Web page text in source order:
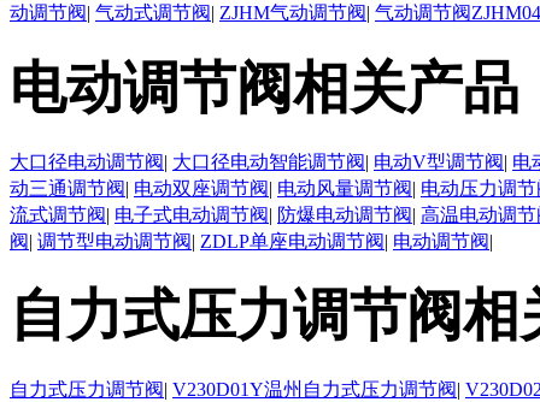
动调节阀| 气动式调节阀| ZJHM气动调节阀| 气动调节阀ZJHM04
电动调节阀相关产品
大口径电动调节阀| 大口径电动智能调节阀| 电动V型调节阀| 电
动三通调节阀| 电动双座调节阀| 电动风量调节阀| 电动压力调节
流式调节阀| 电子式电动调节阀| 防爆电动调节阀| 高温电动调节
阀| 调节型电动调节阀| ZDLP单座电动调节阀| 电动调节阀|
自力式压力调节阀相
自力式压力调节阀| V230D01Y温州自力式压力调节阀|